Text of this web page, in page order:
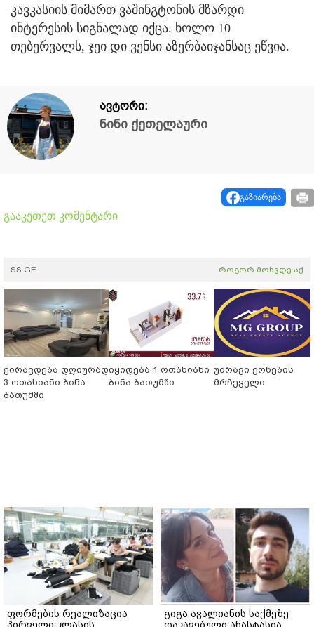
კავკასიის მიმართ ვაშინგტონის მზარდი
ინტერესის სიგნალად იქცა. ხოლო 10
თებერვალს, ჯეი დი ვენსი აზერბაიჯანსაც ეწვია.
ავტორი:
ნინი ქეთელაური
გაზიარება
გააკეთეთ კომენტარი
SS.GE როგორ მოხვდე აქ
ქირავდება დღიურად
3 ოთახიანი ბინა
ბათუმში
იყიდება 1 ოთახიანი
ბინა ბათუმში
უძრავი ქონების
მრჩეველი
ფორმების რეალიზაცია
გიგა ავალიანის საქმეზე